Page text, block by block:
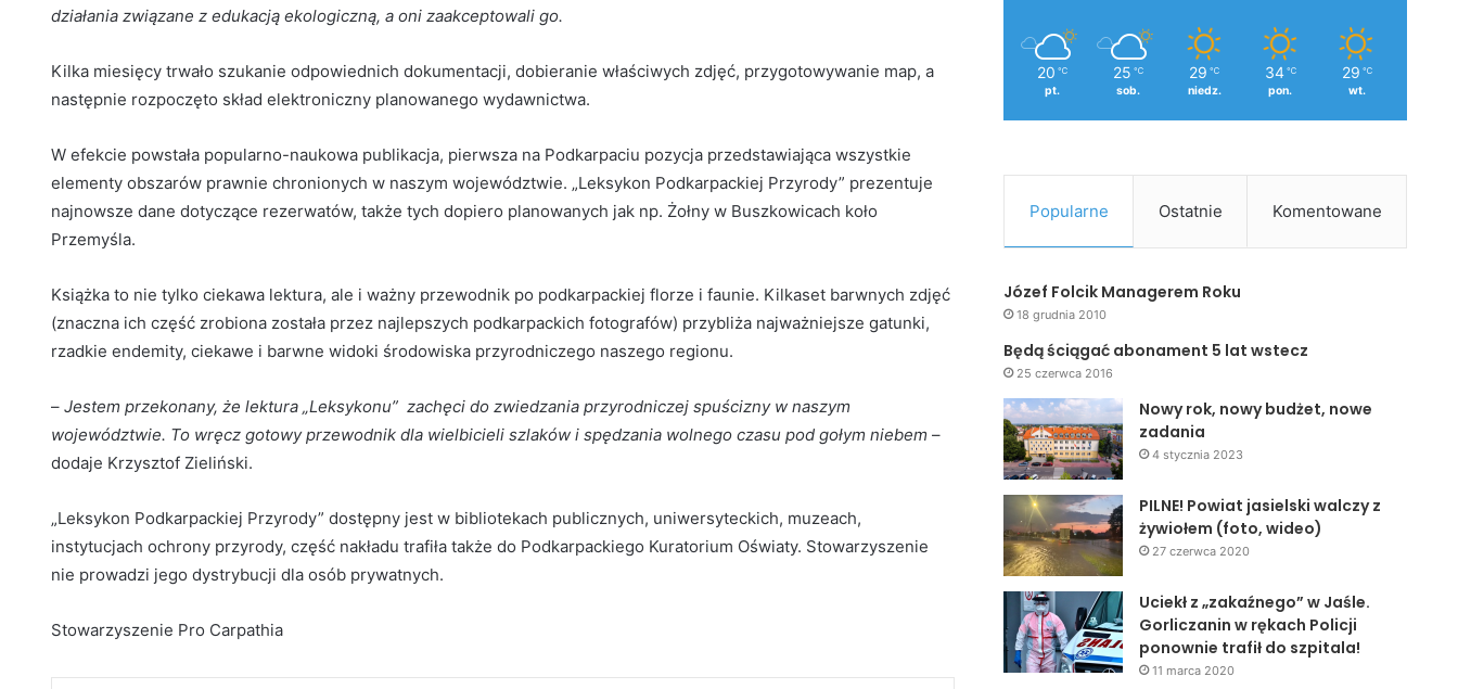
działania związane z edukacją ekologiczną, a oni zaakceptowali go.
Kilka miesięcy trwało szukanie odpowiednich dokumentacji, dobieranie właściwych zdjęć, przygotowywanie map, a
następnie rozpoczęto skład elektroniczny planowanego wydawnictwa.
W efekcie powstała popularno-naukowa publikacja, pierwsza na Podkarpaciu pozycja przedstawiająca wszystkie
elementy obszarów prawnie chronionych w naszym województwie. „Leksykon Podkarpackiej Przyrody” prezentuje
najnowsze dane dotyczące rezerwatów, także tych dopiero planowanych jak np. Żołny w Buszkowicach koło
Przemyśla.
Książka to nie tylko ciekawa lektura, ale i ważny przewodnik po podkarpackiej florze i faunie. Kilkaset barwnych zdjęć
(znaczna ich część zrobiona została przez najlepszych podkarpackich fotografów) przybliża najważniejsze gatunki,
rzadkie endemity, ciekawe i barwne widoki środowiska przyrodniczego naszego regionu.
– Jestem przekonany, że lektura „Leksykonu” zachęci do zwiedzania przyrodniczej spuścizny w naszym
województwie. To wręcz gotowy przewodnik dla wielbicieli szlaków i spędzania wolnego czasu pod gołym niebem –
dodaje Krzysztof Zieliński.
„Leksykon Podkarpackiej Przyrody” dostępny jest w bibliotekach publicznych, uniwersyteckich, muzeach,
instytucjach ochrony przyrody, część nakładu trafiła także do Podkarpackiego Kuratorium Oświaty. Stowarzyszenie
nie prowadzi jego dystrybucji dla osób prywatnych.
Stowarzyszenie Pro Carpathia
20 ℃
pt.
25 ℃
sob.
29 ℃
niedz.
34 ℃
pon.
29 ℃
wt.
Popularne Ostatnie Komentowane
Józef Folcik Managerem Roku
18 grudnia 2010
Będą ściągać abonament 5 lat wstecz
25 czerwca 2016
Nowy rok, nowy budżet, nowe
zadania
4 stycznia 2023
PILNE! Powiat jasielski walczy z
żywiołem (foto, wideo)
27 czerwca 2020
Uciekł z „zakaźnego” w Jaśle.
Gorliczanin w rękach Policji
ponownie trafił do szpitala!
11 marca 2020